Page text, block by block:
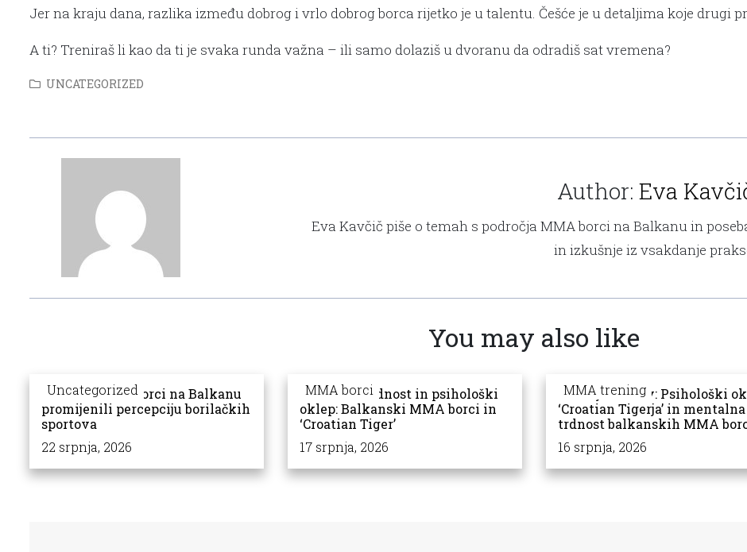
Jer na kraju dana, razlika između dobrog i vrlo dobrog borca rijetko je u talentu. Češće je u detaljima koje drugi
A ti? Treniraš li kao da ti je svaka runda važna – ili samo dolaziš u dvoranu da odradiš sat vremena?
UNCATEGORIZED
Author: Eva
Eva Kavčič piše o temah s področja MMA borci na Balkanu in
in izkušnje iz vsakdanje
You may also like
Uncategorized
Kako su MMA borci na Balkanu
promijenili percepciju borilačkih
sportova
22 srpnja, 2026
MMA borci
Mentalna trdnost in psihološki
oklep: Balkanski MMA borci in
‘Croatian Tiger’
17 srpnja, 2026
MMA trening
Onkraj udarcev: Psihološki
‘Croatian Tigerja’ in mentalna
trdnost balkanskih MMA
16 srpnja, 2026